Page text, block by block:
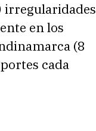
irregularidades
en los
(8
cada